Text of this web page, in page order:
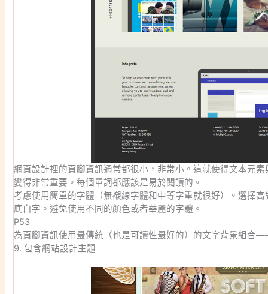
網頁設計裡的頁腳資訊通常都很小，非常小。這就使得文本元
變得非常重要。每個單詞都應該是易於閱讀的。
考慮使用簡單的字體（無襯線字體和中等字重就很好）。選擇
底白字。避免使用不同的顏色或者華麗的字體。
P53
為頁腳資訊使用最傳統（也是可讀性最好的）的文字背景組合
9. 包含網站設計主題